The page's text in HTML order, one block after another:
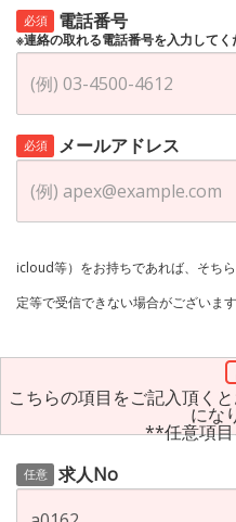
必須 電話番号
※連絡の取れる電話番号を入力してく
必須 メールアドレス
icloud等）をお持ちであれば、そちら
キャリアメール
定等で受信できない場合がございます
こちらの項目をご記入頂く
にな
**任意項
任意 求人No